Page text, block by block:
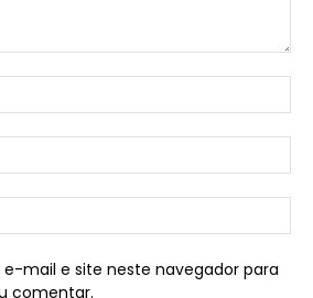
mail e site neste navegador para
comentar.